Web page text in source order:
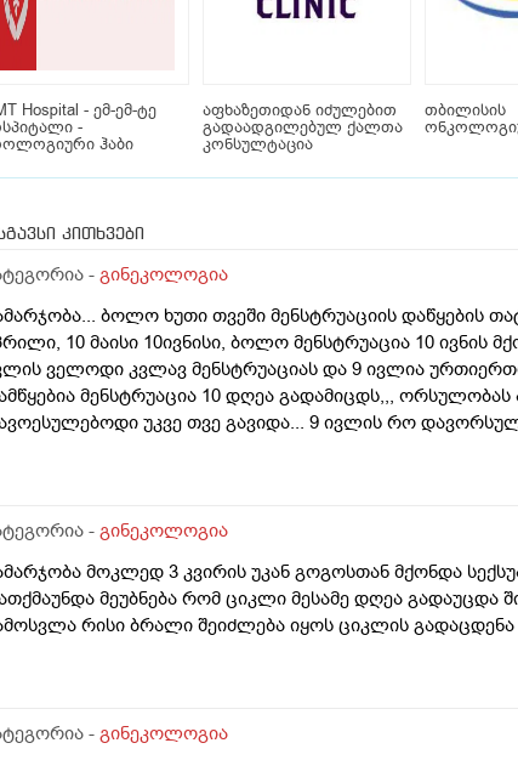
Hospital - ემ-ემ-ტე
-
ჰაბი
აფხაზეთიდან იძულებით
გადაადგილებულ ქალთა
კონსულტაცია
თბილისის
კითხვები
- გინეკოლოგია
ბოლო ხუთი თვეში მენსტრუაციის დაწყების
10 მაისი 10ივნისი, ბოლო მენსტრუაცია 10 ივნის
ველოდი კვლავ მენსტრუაციას და 9 ივლია
მენსტრუაცია 10 დღეა გადამიცდს,,, ორსულობას
უკვე თვე გავიდა... 9 ივლის რო
- გინეკოლოგია
მოკლედ 3 კვირის უკან გოგოსთან მქონდა
მეუბნება რომ ციკლი მესამე დღეა გადაუცდა
რისი ბრალი შეიძლება იყოს ციკლის გადაცდენა
- გინეკოლოგია